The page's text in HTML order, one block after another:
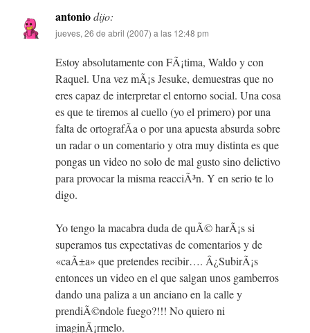
antoniodijo:
jueves, 26 de abril (2007) a las 12:48 pm
Estoy absolutamente con FÃ¡tima, Waldo y con
Raquel. Una vez mÃ¡s Jesuke, demuestras que no
eres capaz de interpretar el entorno social. Una cosa
es que te tiremos al cuello (yo el primero) por una
falta de ortografÃ­a o por una apuesta absurda sobre
un radar o un comentario y otra muy distinta es que
pongas un video no solo de mal gusto sino delictivo
para provocar la misma reacciÃ³n. Y en serio te lo
digo.
Yo tengo la macabra duda de quÃ© harÃ¡s si
superamos tus expectativas de comentarios y de
«caÃ±a» que pretendes recibir…. Â¿SubirÃ¡s
entonces un video en el que salgan unos gamberros
dando una paliza a un anciano en la calle y
prendiÃ©ndole fuego?!!! No quiero ni
imaginÃ¡rmelo.